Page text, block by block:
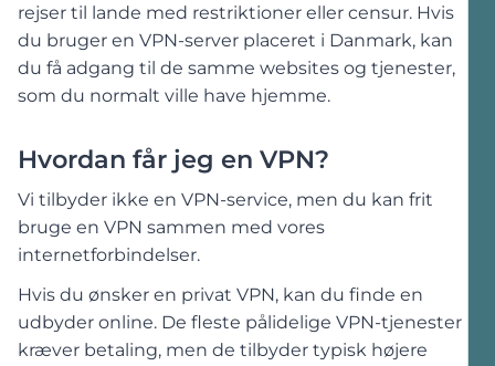
rejser til lande med restriktioner eller censur. Hvis
du bruger en VPN-server placeret i Danmark, kan
du få adgang til de samme websites og tjenester,
som du normalt ville have hjemme.
Hvordan får jeg en VPN?
Vi tilbyder ikke en VPN-service, men du kan frit
bruge en VPN sammen med vores
internetforbindelser.
Hvis du ønsker en privat VPN, kan du finde en
udbyder online. De fleste pålidelige VPN-tjenester
kræver betaling, men de tilbyder typisk højere